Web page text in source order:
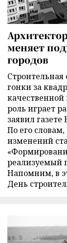
меняет
городов
Строительная
гонки за
роль играет
заявил
По его
изменений
реализуемый
Напомним, в
День